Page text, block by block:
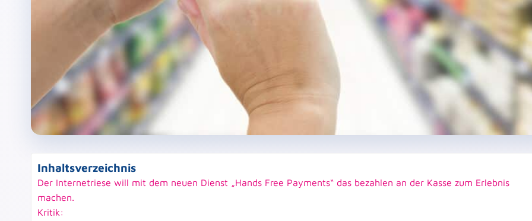
Inhaltsverzeichnis
Der Internetriese will mit dem neuen Dienst „Hands Free Payments“ das bezahlen an der Kasse zum Erlebnis
machen.
Kritik: